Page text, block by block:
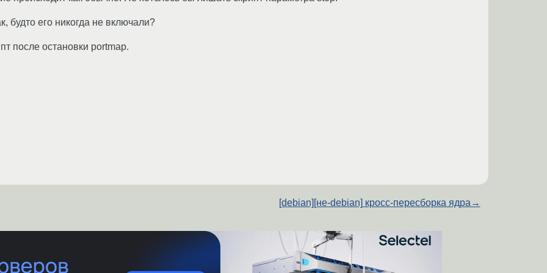
будто его никогда не включали?
после остановки portmap.
[debian][не-debian] кросс-пересборка ядра →